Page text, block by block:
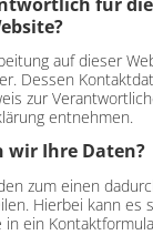
auf dieser
Dessen
zur
entnehmen.
wir Ihre Daten?
zum einen
Hierbei kann es
in ein